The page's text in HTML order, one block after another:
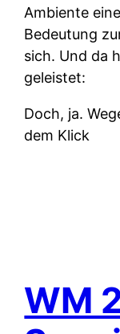
Ambiente
Bedeutung
sich. Und da
geleistet:
Doch, ja.
dem Klick
WM